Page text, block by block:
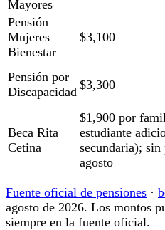
Mayores
Pensión
Mujeres
Bienestar
$3,100
Pensión por
Discapacidad $3,300
Beca Rita
Cetina
$1,900 por
estudiante
secundaria);
agosto
Fuente oficial de pensiones ·
agosto de 2026. Los montos
siempre en la fuente oficial.